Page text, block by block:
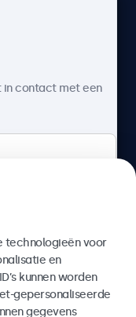
in contact met een
technologieën voor
en
kunnen worden
gepersonaliseerde
gegevens